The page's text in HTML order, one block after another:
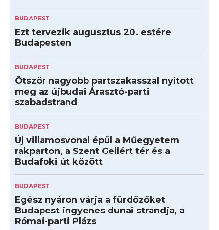
BUDAPEST
Ezt tervezik augusztus 20. estére
Budapesten
BUDAPEST
Ötször nagyobb partszakasszal nyitott
meg az újbudai Árasztó-parti
szabadstrand
BUDAPEST
Új villamosvonal épül a Műegyetem
rakparton, a Szent Gellért tér és a
Budafoki út között
BUDAPEST
Egész nyáron várja a fürdőzőket
Budapest ingyenes dunai strandja, a
Római-parti Plázs